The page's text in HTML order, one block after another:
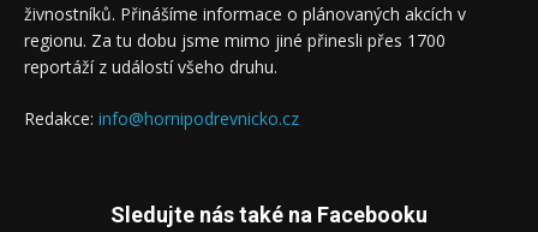
živnostníků. Přinášíme informace o plánovaných akcích v
regionu. Za tu dobu jsme mimo jiné přinesli přes 1700
reportáží z událostí všeho druhu.
Redakce: info@hornipodrevnicko.cz
Sledujte nás také na Facebooku